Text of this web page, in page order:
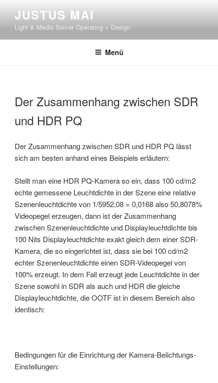
Inhalt
springen
JUSTUS MAI
Light & Media Server Operating + Design
Menü
Der Zusammenhang zwischen SDR
und HDR PQ
Der Zusammenhang zwischen SDR und HDR PQ lässt
sich am besten anhand eines Beispiels erläutern:
Stellt man eine HDR PQ-Kamera so ein, dass 100 cd/m2
echte gemessene Leuchtdichte in der Szene eine relative
Szenenleuchtdichte von 1/5952,08 = 0,0168 also 50,8078%
Videopegel erzeugen, dann ist der Zusammenhang
zwischen Szenenleuchtdichte und Displayleuchtdichte bis
100 Nits Displayleuchtdichte exakt gleich dem einer SDR-
Kamera, die so eingerichtet ist, dass sie bei 100 cd/m2
echter Szenenleuchtdichte einen SDR-Videopegel von
100% erzeugt. In dem Fall erzeugt jede Leuchtdichte in der
Szene sowohl in SDR als auch und HDR die gleiche
Displayleuchtdichte, die OOTF ist in diesem Bereich also
identisch:
Bedingungen für die Einrichtung der Kamera-Belichtungs-
Einstellungen: